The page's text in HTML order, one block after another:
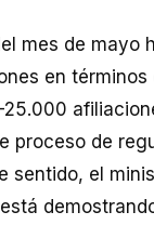
mes de mayo
en
proceso de
sentido, el